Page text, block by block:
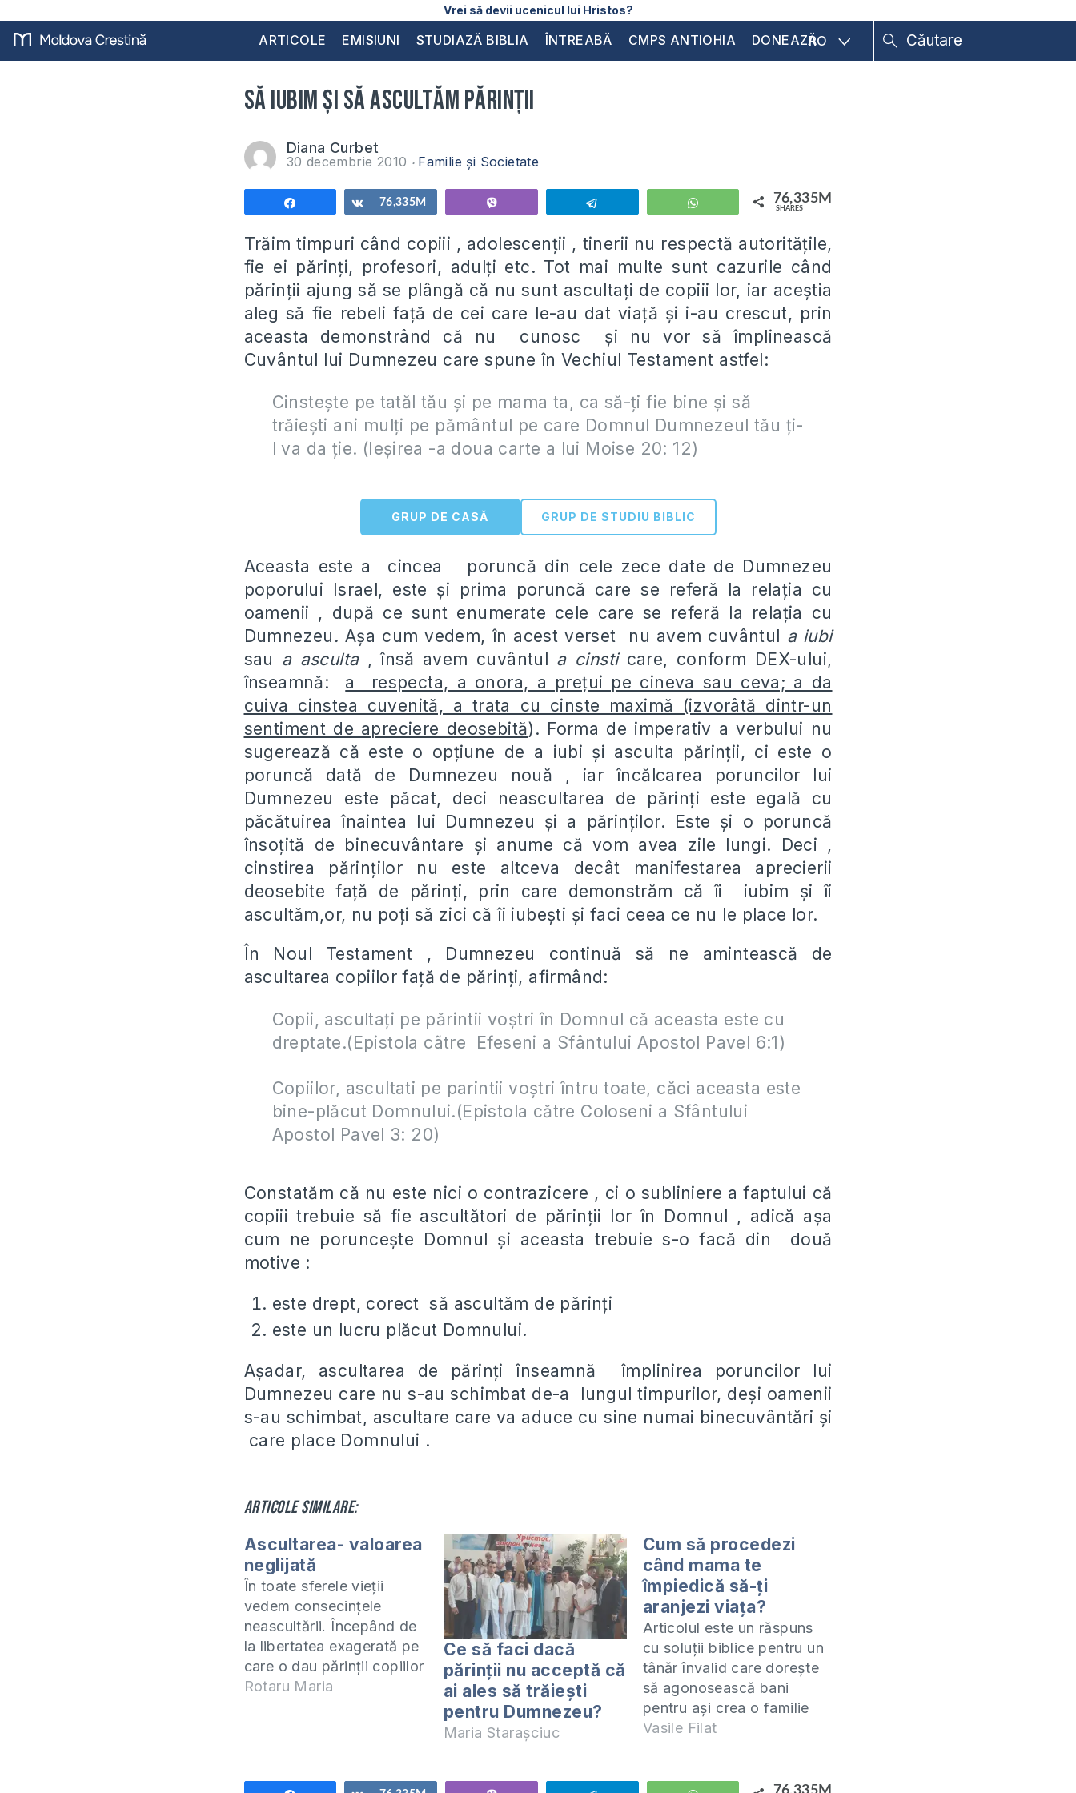
Vrei să devii ucenicul lui Hristos?
ARTICOLE EMISIUNI STUDIAZĂ BIBLIA ÎNTREABĂ CMPS ANTIOHIA DONEAZĂRO
Să iubim şi să ascultăm părinţii
Diana Curbet
30 decembrie 2010 Familie și Societate
Share
76,335M WhatsApp 76,335M
SHARES
Trăim timpuri când copiii , adolescenţii , tinerii nu respectă autorităţile,
fie ei părinţi, profesori, adulţi etc. Tot mai multe sunt cazurile când
părinţii ajung să se plângă că nu sunt ascultaţi de copiii lor, iar aceştia
aleg să fie rebeli faţă de cei care le-au dat viaţă şi i-au crescut, prin
aceasta demonstrând că nu cunosc şi nu vor să împlinească
Cuvântul lui Dumnezeu care spune în Vechiul Testament astfel:
Cinsteşte pe tatăl tău şi pe mama ta, ca să-ţi fie bine şi să
trăieşti ani mulţi pe pământul pe care Domnul Dumnezeul tău ţi-
l va da ţie. (Ieşirea -a doua carte a lui Moise 20: 12)
GRUP DE CASĂ GRUP DE STUDIU BIBLIC
Aceasta este a cincea poruncă din cele zece date de Dumnezeu
poporului Israel, este şi prima poruncă care se referă la relaţia cu
oamenii , după ce sunt enumerate cele care se referă la relaţia cu
Dumnezeu . Aşa cum vedem, în acest verset nu avem cuvântul a iubi
sau a asculta, însă avem cuvântul a cinsticare, conform DEX-ului,
înseamnă: a respecta, a onora, a prețui pe cineva sau ceva; a da
cuiva cinstea cuvenită, a trata cu cinste maximă (izvorâtă dintr-un
sentiment de apreciere deosebită). Forma de imperativ a verbului nu
sugerează că este o opţiune de a iubi şi asculta părinţii, ci este o
poruncă dată de Dumnezeu nouă , iar încălcarea poruncilor lui
Dumnezeu este păcat, deci neascultarea de părinţi este egală cu
păcătuirea înaintea lui Dumnezeu şi a părinţilor. Este şi o poruncă
însoţită de binecuvântare şi anume că vom avea zile lungi. Deci ,
cinstirea părinţilor nu este altceva decât manifestarea aprecierii
deosebite faţă de părinţi, prin care demonstrăm că îi iubim şi îi
ascultăm,or, nu poţi să zici că îi iubeşti şi faci ceea ce nu le place lor.
În Noul Testament , Dumnezeu continuă să ne amintească de
ascultarea copiilor faţă de părinţi, afirmând:
Copii, ascultaţi pe părintii voştri în Domnul că aceasta este cu
dreptate.(Epistola cãtre Efeseni a Sfântului Apostol Pavel 6:1)
Copiilor, ascultati pe parintii voştri întru toate, căci aceasta este
bine-plăcut Domnului.(Epistola către Coloseni a Sfântului
Apostol Pavel 3: 20)
Constatăm că nu este nici o contrazicere , ci o subliniere a faptului că
copiii trebuie să fie ascultători de părinţii lor în Domnul , adică aşa
cum ne porunceşte Domnul şi aceasta trebuie s-o facă din două
motive :
este drept, corect să ascultăm de părinţi
este un lucru plăcut Domnului.
Aşadar, ascultarea de părinţi înseamnă împlinirea poruncilor lui
Dumnezeu care nu s-au schimbat de-a lungul timpurilor, deşi oamenii
s-au schimbat, ascultare care va aduce cu sine numai binecuvântări şi
care place Domnului .
Articole similare:
Ascultarea- valoarea
neglijată
În toate sferele vieții
vedem consecințele
neascultării. Începând de
la libertatea exagerată pe
care o dau părinții copiilor
săi în comportament-
o mare problemă în
Rotaru Maria
Ce să faci dacă
părinții nu acceptă că
ai ales să trăiești
pentru Dumnezeu?
Maria Starașciuc
Cum să procedezi
când mama te
împiedică să-ți
aranjezi viața?
Articolul este un răspuns
cu soluții biblice pentru un
tânăr învalid care dorește
să agonosească bani
pentru ași crea o familie
dar împiedică anumite
Vasile Filat